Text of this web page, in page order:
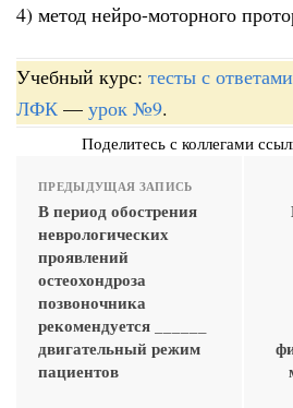
4) метод нейро-моторного
Учебный курс: тесты с
ЛФК — урок №9.
Поделитесь с коллегами
ПРЕДЫДУЩАЯ ЗАПИСЬ
В период обострения
неврологических
проявлений
остеохондроза
позвоночника
рекомендуется ______
двигательный режим
пациентов